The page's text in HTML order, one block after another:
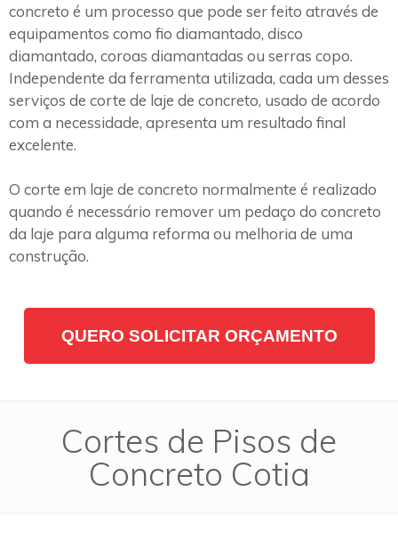
concreto é um processo que pode ser feito através de
equipamentos como fio diamantado, disco
diamantado, coroas diamantadas ou serras copo.
Independente da ferramenta utilizada, cada um desses
serviços de corte de laje de concreto, usado de acordo
com a necessidade, apresenta um resultado final
excelente.
O corte em laje de concreto normalmente é realizado
quando é necessário remover um pedaço do concreto
da laje para alguma reforma ou melhoria de uma
construção.
QUERO SOLICITAR ORÇAMENTO
Cortes de Pisos de
Concreto Cotia